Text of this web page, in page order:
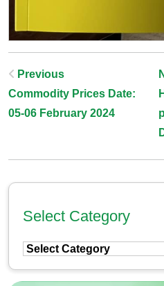
Post
Navigation
Previous
Commodity Prices Date:
05-06 February 2024
Select Category
Select
Category